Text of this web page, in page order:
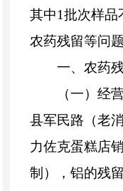
其中1批次样品
农药残留等问题
一、农药
（一）经
县军民路（老
力佐克蛋糕店
制），铝的残